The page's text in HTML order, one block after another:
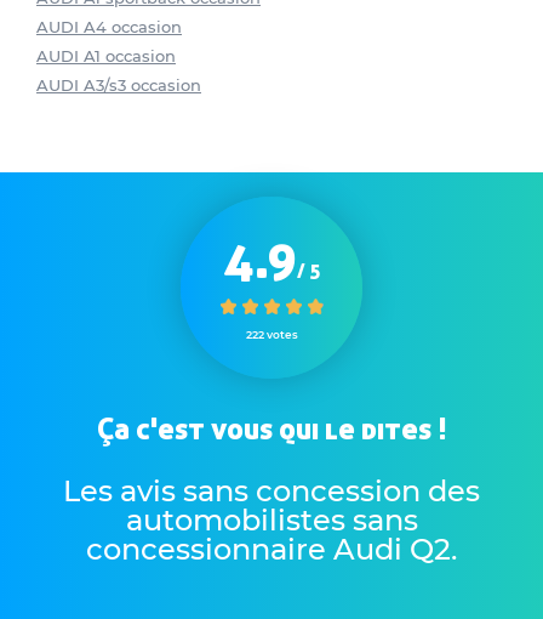
AUDI A4 occasion
AUDI A1 occasion
AUDI A3/s3 occasion
4.9/ 5
222 votes
Ça c'est vous qui le dites !
Les avis sans concession des
automobilistes sans
concessionnaire Audi Q2.